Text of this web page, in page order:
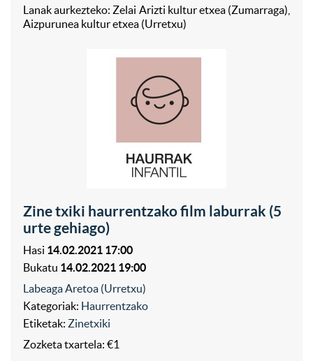
Lanak aurkezteko: Zelai Arizti kultur etxea (Zumarraga),
Aizpurunea kultur etxea (Urretxu)
Zine txiki haurrentzako film laburrak (5
urte gehiago)
Hasi 14.02.2021 17:00
Bukatu 14.02.2021 19:00
Labeaga Aretoa (Urretxu)
Kategoriak: Haurrentzako
Etiketak: Zinetxiki
Zozketa txartela: €1